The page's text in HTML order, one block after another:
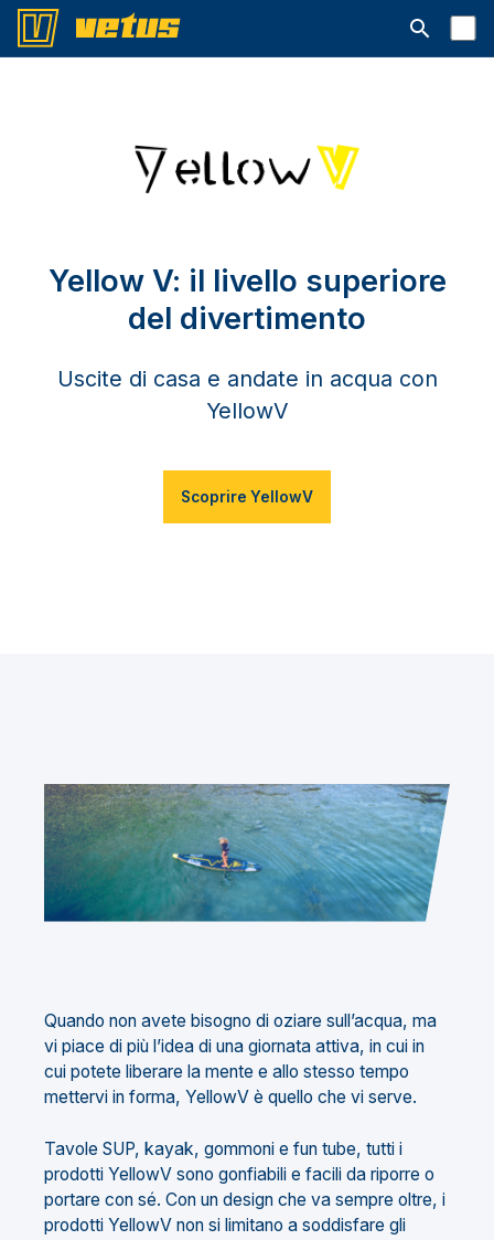
Aprire la
Yellow V: il livello superiore
del divertimento
Uscite di casa e andate in acqua con
YellowV
Scoprire YellowV
Quando non avete bisogno di oziare sull’acqua, ma
vi piace di più l’idea di una giornata attiva, in cui in
cui potete liberare la mente e allo stesso tempo
mettervi in forma, YellowV è quello che vi serve.
Tavole SUP, kayak, gommoni e fun tube, tutti i
prodotti YellowV sono gonfiabili e facili da riporre o
portare con sé. Con un design che va sempre oltre, i
prodotti YellowV non si limitano a soddisfare gli